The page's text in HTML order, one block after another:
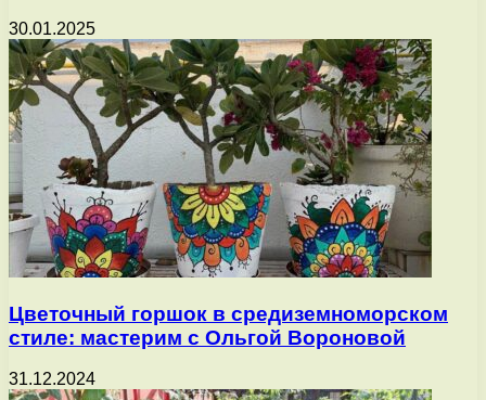
30.01.2025
Цветочный горшок в средиземноморском
стиле: мастерим с Ольгой Вороновой
31.12.2024